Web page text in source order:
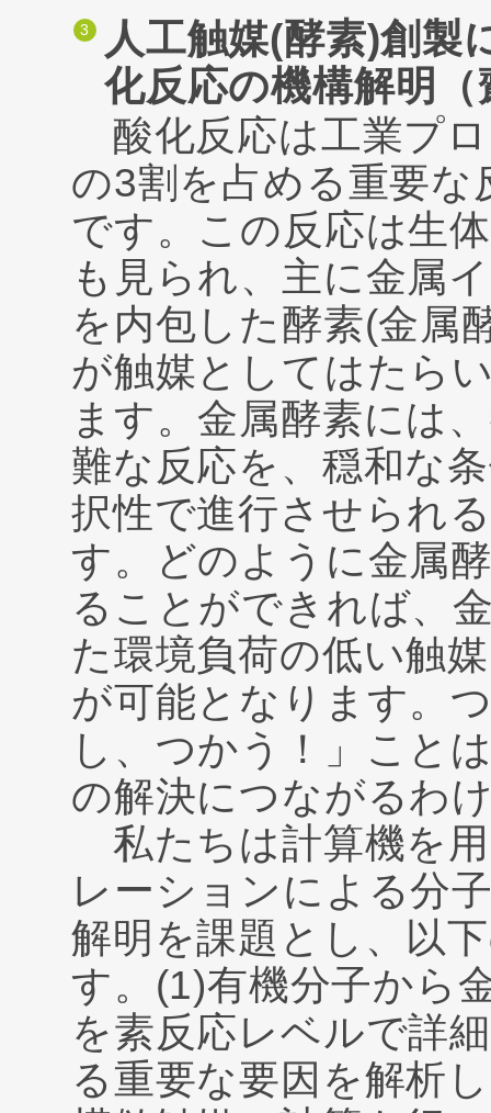
人工触媒(酵素)創製
化反応の機構解明（
酸化反応は工業プ
の3割を占める重要な
です。この反応は生
も見られ、主に金属
を内包した酵素(金属
が触媒としてはたら
ます。金属酵素には
難な反応を、穏和な
択性で進行させられ
す。どのように金属
ることができれば、
た環境負荷の低い触
が可能となります。
し、つかう！」こと
の解決につながるわ
私たちは計算機を
レーションによる分
解明を課題とし、以
す。(1)有機分子から
を素反応レベルで詳
る重要な要因を解析